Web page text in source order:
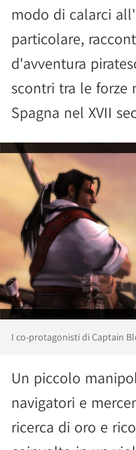
modo di calarci
particolare,
d'avventura
scontri tra le forze
Spagna nel XVII
I co-protagonisti di Captain
Un piccolo
navigatori e
ricerca di oro e